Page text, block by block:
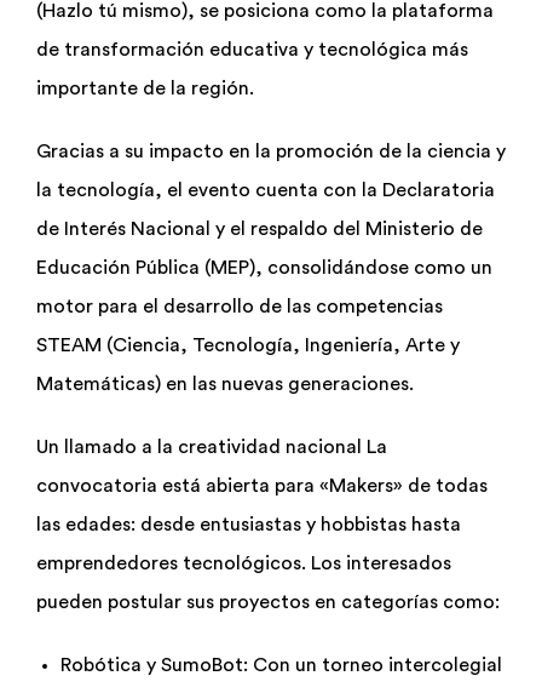
(Hazlo tú mismo), se posiciona como la plataforma
de transformación educativa y tecnológica más
importante de la región.
Gracias a su impacto en la promoción de la ciencia y
la tecnología, el evento cuenta con la Declaratoria
de Interés Nacional y el respaldo del Ministerio de
Educación Pública (MEP), consolidándose como un
motor para el desarrollo de las competencias
STEAM (Ciencia, Tecnología, Ingeniería, Arte y
Matemáticas) en las nuevas generaciones.
Un llamado a la creatividad nacional La
convocatoria está abierta para «Makers» de todas
las edades: desde entusiastas y hobbistas hasta
emprendedores tecnológicos. Los interesados
pueden postular sus proyectos en categorías como:
Robótica y SumoBot: Con un torneo intercolegial